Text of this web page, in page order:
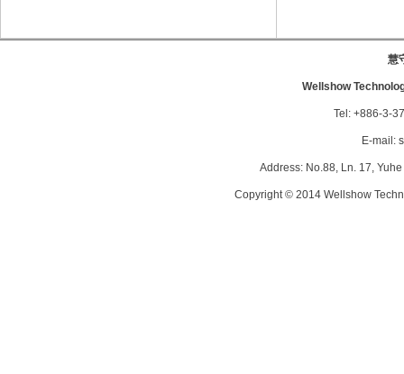
慧
Wellshow
Tel: +886-3-
E-mail:
Address: No.88, Ln. 17,
Copyright © 2014 Wellshow